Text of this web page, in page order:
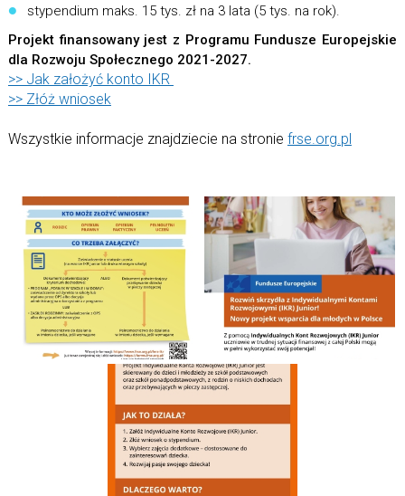
stypendium maks. 15 tys. zł na 3 lata (5 tys. na rok).
Projekt finansowany jest z Programu Fundusze Europejskie
dla Rozwoju Społecznego 2021-2027.
>> Jak założyć konto IKR
>> Złóż wniosek
Wszystkie informacje znajdziecie na stronie frse.org.pl